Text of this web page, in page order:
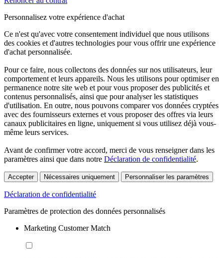
Personnalisez votre expérience d'achat
Ce n'est qu'avec votre consentement individuel que nous utilisons
des cookies et d'autres technologies pour vous offrir une expérience
d'achat personnalisée.
Pour ce faire, nous collectons des données sur nos utilisateurs, leur
comportement et leurs appareils. Nous les utilisons pour optimiser en
permanence notre site web et pour vous proposer des publicités et
contenus personnalisés, ainsi que pour analyser les statistiques
d'utilisation. En outre, nous pouvons comparer vos données cryptées
avec des fournisseurs externes et vous proposer des offres via leurs
canaux publicitaires en ligne, uniquement si vous utilisez déjà vous-
même leurs services.
Avant de confirmer votre accord, merci de vous renseigner dans les
paramètres ainsi que dans notre Déclaration de confidentialité.
Accepter Nécessaires uniquement Personnaliser les paramètres
Déclaration de confidentialité
Paramètres de protection des données personnalisés
Marketing Customer Match